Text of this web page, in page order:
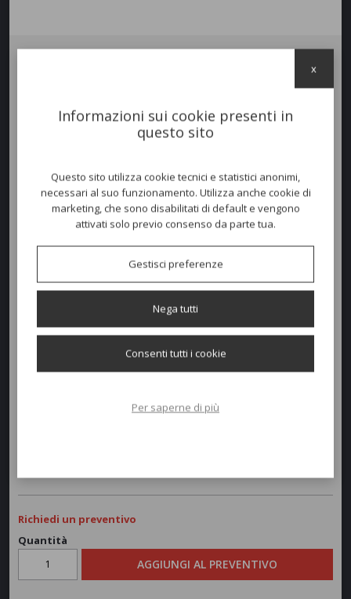
asce solida e durevole per garantire un utilizzo di lungo termine.‎
La collezione esprime tutta la sua trasversalità nelle versioni sedia,
poltrona, sgabello e divano.‎
delle linee la rendono facilmente abbinabile ad un’ampia gamma di
tavoli delle diverse collezioni EMU.‎
Colori disponibili
Dimensioni e peso
72cm
Richiedi un preventivo
Quantità
AGGIUNGI AL PREVENTIVO
Informazioni sui cookie presenti in
questo sito
Questo sito utilizza cookie tecnici e statistici anonimi,
necessari al suo funzionamento. Utilizza anche cookie di
marketing, che sono disabilitati di default e vengono
attivati solo previo consenso da parte tua.
Gestisci preferenze
Nega tutti
Consenti tutti i cookie
Per saperne di più
x